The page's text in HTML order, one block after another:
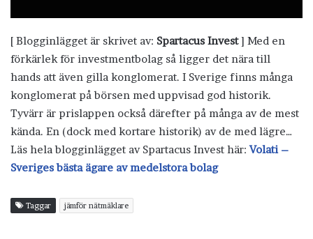
[ Blogginlägget är skrivet av: Spartacus Invest] Med en
förkärlek för investmentbolag så ligger det nära till
hands att även gilla konglomerat. I Sverige finns många
konglomerat på börsen med uppvisad god historik.
Tyvärr är prislappen också därefter på många av de mest
kända. En (dock med kortare historik) av de med lägre…
Läs hela blogginlägget av Spartacus Invest här:Volati –
Sveriges bästa ägare av medelstora bolag
Taggar jämför nätmäklare